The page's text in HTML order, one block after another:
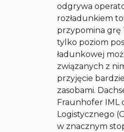
odgrywa
rozładunkiem
przypomina grę
tylko poziom
ładunkowej
związanych z
przyjęcie
zasobami.
Fraunhofer IML
Logistycznego
w znacznym